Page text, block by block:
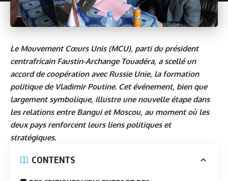
Le Mouvement Cœurs Unis (MCU), parti du président
centrafricain Faustin-Archange Touadéra, a scellé un
accord de coopération avec Russie Unie, la formation
politique de Vladimir Poutine. Cet événement, bien que
largement symbolique, illustre une nouvelle étape dans
les relations entre Bangui et Moscou, au moment où les
deux pays renforcent leurs liens politiques et
stratégiques.
CONTENTS